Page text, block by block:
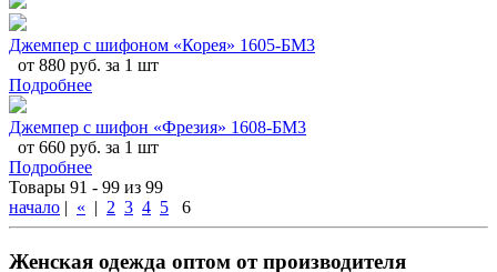
Джемпер с шифоном «Корея» 1605-БМ3
от 880 руб. за 1 шт
Подробнее
Джемпер с шифон «Фрезия» 1608-БМ3
от 660 руб. за 1 шт
Подробнее
Товары 91 - 99 из 99
начало | « | 2 3 4 5 6
Женская одежда оптом от производителя